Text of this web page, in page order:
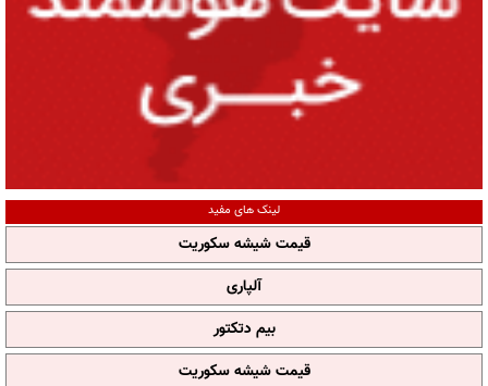
لینک های مفید
قیمت شیشه سکوریت
آلپاری
بیم دتکتور
قیمت شیشه سکوریت